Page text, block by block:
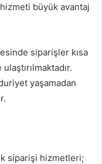
büyük avantaj
siparişler kısa
yaşamadan
siparişi hizmetleri;